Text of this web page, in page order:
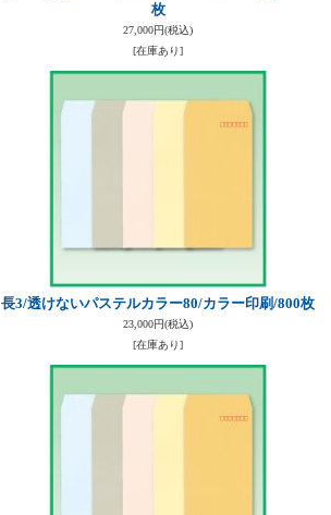
枚
27,000円(税込)
[在庫あり]
長3/透けないパステルカラー80/カラー印刷/800枚
23,000円(税込)
[在庫あり]